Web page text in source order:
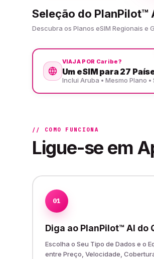
Seleção do PlanPilot™
Descubra os Planos eSIM Regionais e
VIAJA POR Caribe?
Um eSIM para 27
Inclui Aruba • Mesmo Plano •
// COMO FUNCIONA
Ligue-se em
01
Diga ao PlanPilot™ AI do
Escolha o Seu Tipo de Dados e o
entre Preço, Velocidade,